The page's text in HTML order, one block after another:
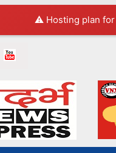
⚠️ Hosting plan